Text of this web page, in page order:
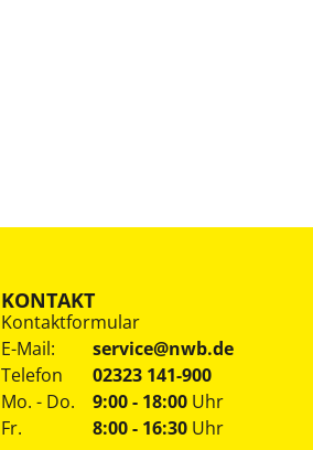
KONTAKT
Kontaktformular
E-Mail:
service@nwb.de
Telefon
02323 141-900
Mo. - Do.
Fr.
9:00 - 18:00 Uhr
8:00 - 16:30 Uhr